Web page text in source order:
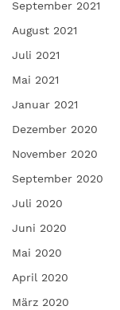
September 2021
August 2021
Juli 2021
Mai 2021
Januar 2021
Dezember 2020
November 2020
September 2020
Juli 2020
Juni 2020
Mai 2020
April 2020
März 2020